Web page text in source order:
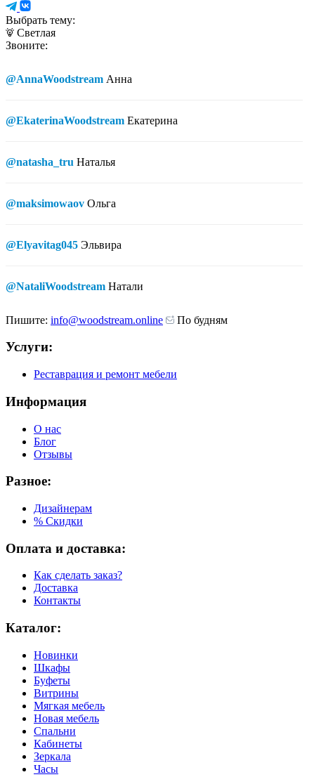
Выбрать тему:
Светлая
Звоните:
@AnnaWoodstream Анна
@EkaterinaWoodstream Екатерина
@natasha_tru Наталья
@maksimowaov Ольга
@Elyavitag045 Эльвира
@NataliWoodstream Натали
Пишите: info@woodstream.online По будням
Услуги:
Реставрация и ремонт мебели
Информация
О нас
Блог
Отзывы
Разное:
Дизайнерам
% Скидки
Оплата и доставка:
Как сделать заказ?
Доставка
Контакты
Каталог:
Новинки
Шкафы
Буфеты
Витрины
Мягкая мебель
Новая мебель
Спальни
Кабинеты
Зеркала
Часы